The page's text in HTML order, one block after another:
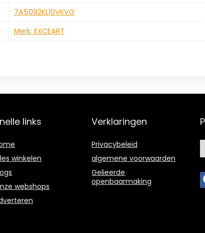
‎7A5092KL10VKVG
Merk: EXCEART
links
winkelen
webshops
Verklaringen
Privacybeleid
algemene voorwaarden
Gelieerde
openbaarmaking